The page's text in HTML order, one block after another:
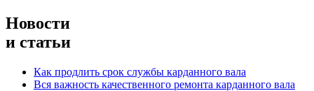
Новости
и статьи
Как продлить срок службы карданного вала
Вся важность качественного ремонта карданного вала